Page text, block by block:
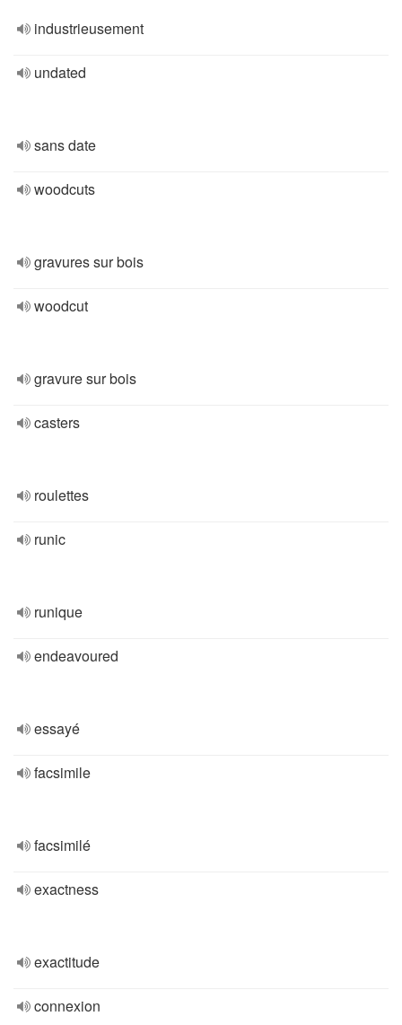
industrieusement
undated
sans date
woodcuts
gravures sur bois
woodcut
gravure sur bois
casters
roulettes
runic
runique
endeavoured
essayé
facsimile
facsimilé
exactness
exactitude
connexion